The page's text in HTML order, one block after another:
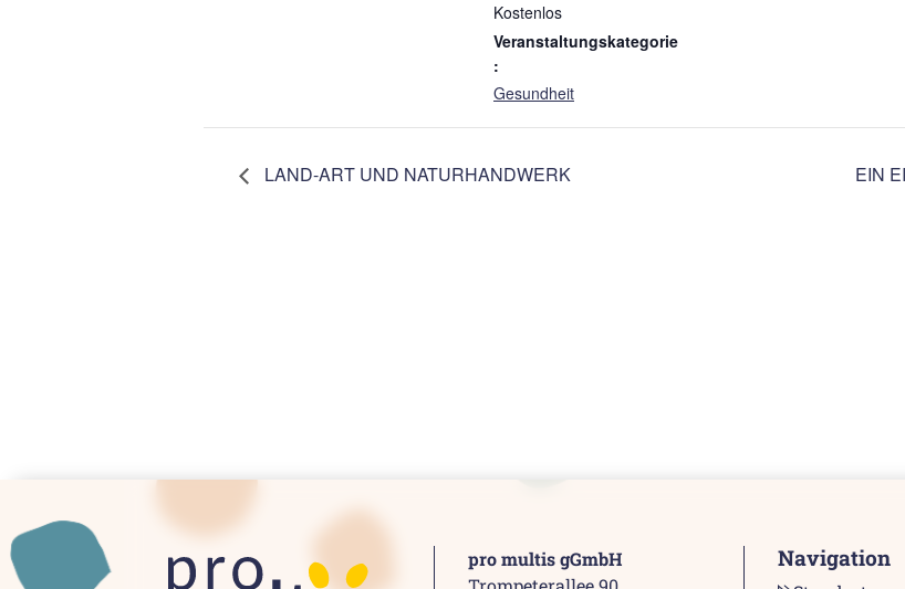
Kostenlos
Veranstaltungskategorie
:
Gesundheit
LAND-ART UND NATURHANDWERK EIN
pro multis gGmbH
Navigation